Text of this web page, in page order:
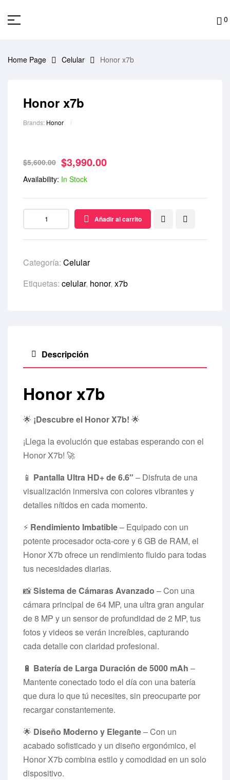
0
Home Page Celular Honor x7b
Honor x7b
Brands: Honor
$5,600.00 $3,990.00
Availability: In Stock
Añadir al carrito
Categoría: Celular
Etiquetas: celular, honor, x7b
Descripción
Honor x7b
🌟 ¡Descubre el Honor X7b! 🌟
¡Llega la evolución que estabas esperando con el
Honor X7b! 🚀
📱 Pantalla Ultra HD+ de 6.6″– Disfruta de una
visualización inmersiva con colores vibrantes y
detalles nítidos en cada momento.
⚡ Rendimiento Imbatible– Equipado con un
potente procesador octa-core y 6 GB de RAM, el
Honor X7b ofrece un rendimiento fluido para todas
tus necesidades diarias.
📸Sistema de Cámaras Avanzado – Con una
cámara principal de 64 MP, una ultra gran angular
de 8 MP y un sensor de profundidad de 2 MP, tus
fotos y videos se verán increíbles, capturando
cada detalle con claridad profesional.
🔋 Batería de Larga Duración de 5000 mAh –
Mantente conectado todo el día con una batería
que dura lo que tú necesites, sin preocuparte por
recargar constantemente.
🌟 Diseño Moderno y Elegante– Con un
acabado sofisticado y un diseño ergonómico, el
Honor X7b combina estilo y comodidad en un solo
dispositivo.